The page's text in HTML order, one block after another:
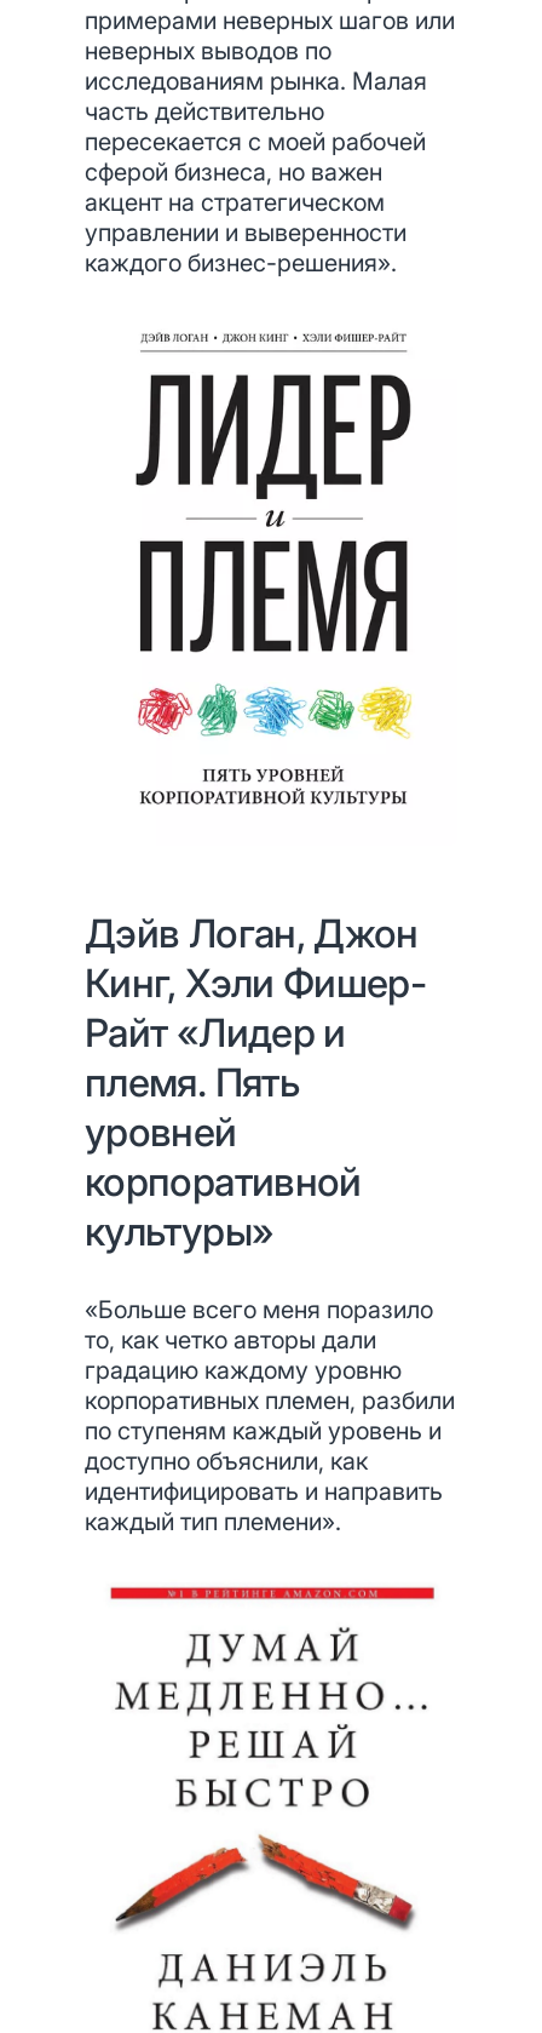
примерами неверных шагов или
неверных выводов по
исследованиям рынка. Малая
часть действительно
пересекается с моей рабочей
сферой бизнеса, но важен
акцент на стратегическом
управлении и выверенности
каждого бизнес-решения».
Дэйв Логан, Джон
Кинг, Хэли Фишер-
Райт «Лидер и
племя. Пять
уровней
корпоративной
культуры»
«Больше всего меня поразило
то, как четко авторы дали
градацию каждому уровню
корпоративных племен, разбили
по ступеням каждый уровень и
доступно объяснили, как
идентифицировать и направить
каждый тип племени».